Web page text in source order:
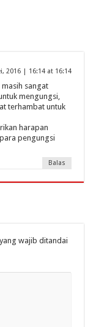
2016 | 16:14 at 16:14
sangat
mengungsi,
terhambat untuk
harapan
pengungsi
Balas
wajib ditandai